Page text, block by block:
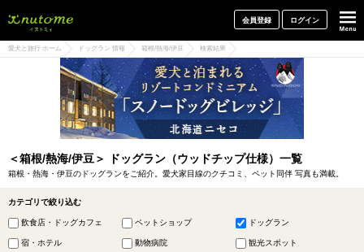
会員登録 ログイン
愛犬と旅行 ホーム ドッグラン 情報 箱根/熱海/伊豆 検索結果
＜箱根/熱海/伊豆＞ ドッグラン（ウッドチップ仕様）一覧
箱根・熱海・伊豆のドッグランをご紹介。愛犬家目線のクチコミ、ペット同伴 写真も満載。
カテゴリで絞り込む
飲食店・ドッグカフェ ペットショップ ドッグラン
宿・ホテル 動物病院 観光スポット